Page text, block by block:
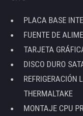
PLACA BASE
FUENTE DE
TARJETA
DISCO DURO
REFRIGERACIÓN
THERMALTAKE
MONTAJE CPU